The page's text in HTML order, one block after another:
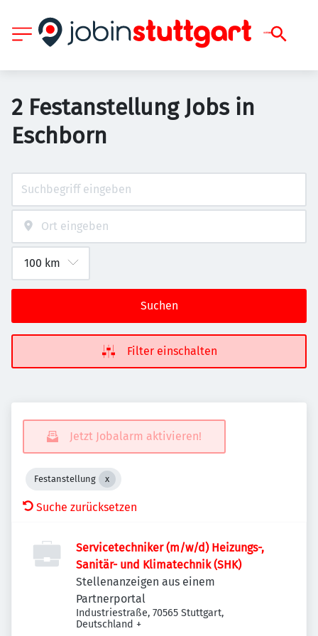
2 Festanstellung Jobs in
Eschborn
Suchen
Filter einschalten
Jetzt Jobalarm aktivieren!
Festanstellung
Suche zurücksetzen
Servicetechniker (m/w/d) Heizungs-,
Sanitär- und Klimatechnik (SHK)
Stellenanzeigen aus einem
Partnerportal
Industriestraße, 70565 Stuttgart,
Deutschland +